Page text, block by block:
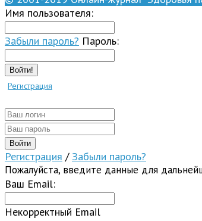
Имя пользователя:
Забыли пароль? Пароль:
Войти!
Регистрация
Регистрация / Забыли пароль?
Пожалуйста, введите данные для
Ваш Email:
Некорректный Email